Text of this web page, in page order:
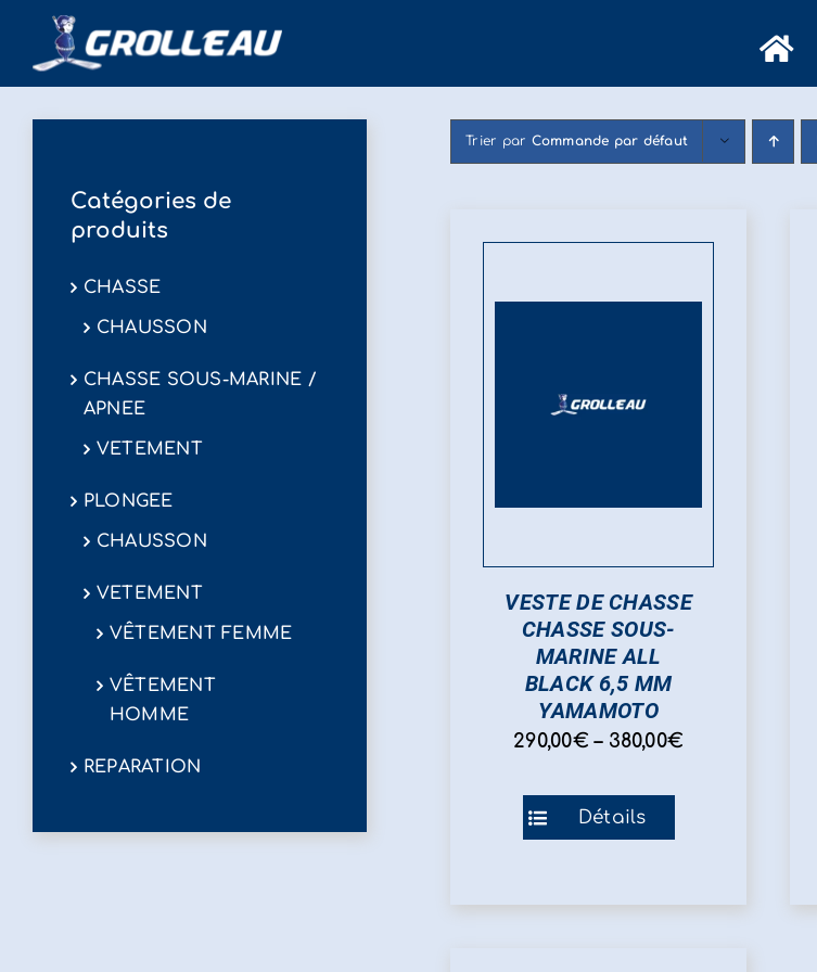
Passer
contenu
Trier par Commande par défaut
VESTE DE CHASSE
CHASSE SOUS-
MARINE ALL
BLACK 6,5 MM
YAMAMOTO
290,00€ – 380,00€
Ce
produit
Détails
Catégories de
produits
CHASSE
CHAUSSON
CHASSE SOUS-MARINE /
APNEE
VETEMENT
PLONGEE
CHAUSSON
VETEMENT
VÊTEMENT FEMME
VÊTEMENT
HOMME
REPARATION